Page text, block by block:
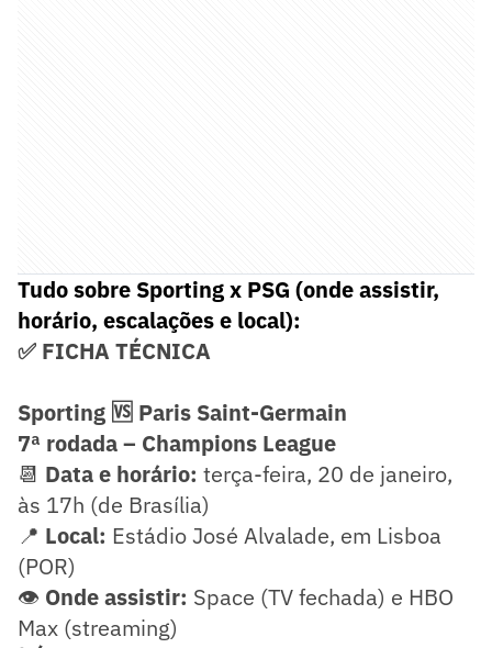
Tudo sobre Sporting x PSG (onde assistir,
horário, escalações e local):
✅ FICHA TÉCNICA
Sporting 🆚 Paris Saint-Germain
7ª rodada – Champions League
📆 Data e horário: terça-feira, 20 de janeiro,
às 17h (de Brasília)
📍 Local: Estádio José Alvalade, em Lisboa
(POR)
👁️ Onde assistir: Space (TV fechada) e HBO
Max (streaming)